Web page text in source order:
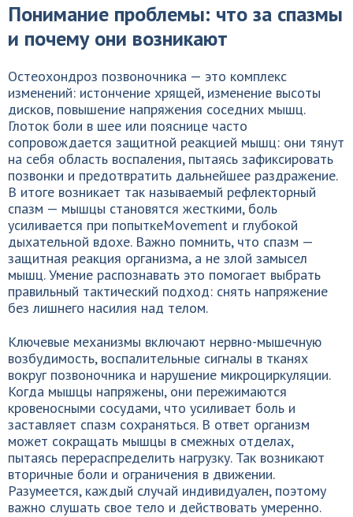
Понимание проблемы: что за спазмы
и почему они возникают
Остеохондроз позвоночника — это комплекс
изменений: истончение хрящей, изменение высоты
дисков, повышение напряжения соседних мышц.
Глоток боли в шее или пояснице часто
сопровождается защитной реакцией мышц: они тянут
на себя область воспаления, пытаясь зафиксировать
позвонки и предотвратить дальнейшее раздражение.
В итоге возникает так называемый рефлекторный
спазм — мышцы становятся жесткими, боль
усиливается при попыткеMovement и глубокой
дыхательной вдохе. Важно помнить, что спазм —
защитная реакция организма, а не злой замысел
мышц. Умение распознавать это помогает выбрать
правильный тактический подход: снять напряжение
без лишнего насилия над телом.
Ключевые механизмы включают нервно-мышечную
возбудимость, воспалительные сигналы в тканях
вокруг позвоночника и нарушение микроциркуляции.
Когда мышцы напряжены, они пережимаются
кровеносными сосудами, что усиливает боль и
заставляет спазм сохраняться. В ответ организм
может сокращать мышцы в смежных отделах,
пытаясь перераспределить нагрузку. Так возникают
вторичные боли и ограничения в движении.
Разумеется, каждый случай индивидуален, поэтому
важно слушать свое тело и действовать умеренно.